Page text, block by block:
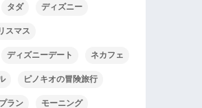
タダ ディズニー
スマス
ディズニーデート ネカフェ
ピノキオの冒険旅行
プラン モーニング